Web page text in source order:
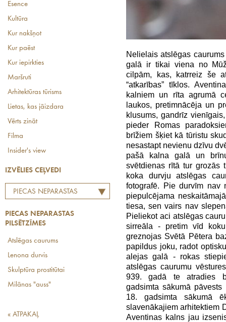
Esence
Kultūra
Kur nakšņot
Kur paēst
Kur iepirkties
Maršruti
Arhitektūras tūrisms
Lietas, kas jāizdara
Vērts zināt
Filma
Insider's view
IZVĒLIES CEĻVEDI
PIECAS NEPARASTAS
PIECAS NEPARASTAS
PILSĒTZĪMES
Atslēgas caurums
Lenona durvis
Skulptūra prostitūtai
Milānas "auss"
« ATPAKAĻ
Nelielais atslēgas
galā ir tikai viena no
cilpām, kas, katrreiz še
“atkarības” tīklos.
kalniem un rīta agrumā
laukos, pretimnācēja un
klusums, gandrīz
pieder Romas
brīžiem šķiet kā tūristu
nesastapt nevienu dzīvu
pašā kalna galā un
svētdienas rītā tur grozās
koka durvju atslēgas
fotografē. Pie durvīm
piepulcējama
tiesa, sen vairs nav
Pieliekot aci atslēgas
sirreāla - pretim vīd
greznojas Svētā Pētera
papildus joku, radot
alejas galā - rokas
atslēgas caurumu
939. gadā te atradies
gadsimta sākumā
18. gadsimta sākumā
slavenākajiem arhitektiem
Aventinas kalns jau